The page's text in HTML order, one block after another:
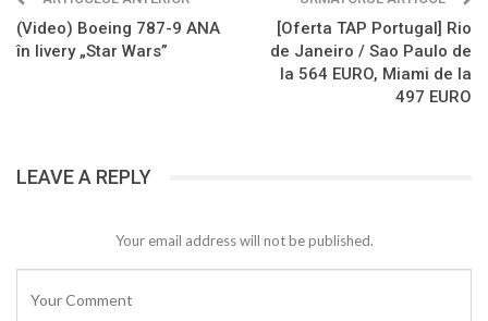
(Video) Boeing 787-9 ANA
în livery „Star Wars”
[Oferta TAP Portugal] Rio
de Janeiro / Sao Paulo de
la 564 EURO, Miami de la
497 EURO
LEAVE A REPLY
Your email address will not be published.